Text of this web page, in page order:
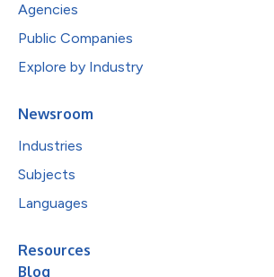
Agencies
Public Companies
Explore by Industry
Newsroom
Industries
Subjects
Languages
Resources
Blog